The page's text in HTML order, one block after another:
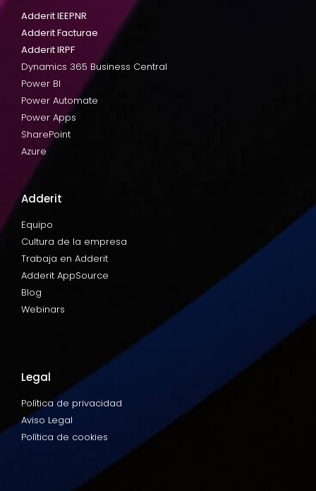
Adderit IEEPNR
Adderit Facturae
Adderit IRPF
Dynamics 365 Business Central
Power BI
Power Automate
Power Apps
SharePoint
Azure
Adderit
Equipo
Cultura de la empresa
Trabaja en Adderit
Adderit AppSource
Blog
Webinars
Legal
Política de privacidad
Aviso Legal
Política de cookies